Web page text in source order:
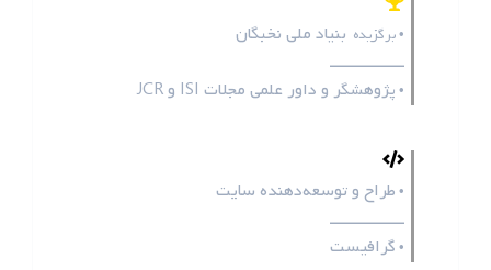
• برگزیده بنیاد ملی نخبگان
ـــــــــــــــــ
• پژوهشگر و داور علمی مجلات ISI وJCR
• طراح و توسعه‌دهنده سایت
ـــــــــــــــــ
• گرافیست